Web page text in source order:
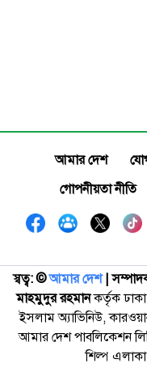
আমার দেশ
গোপনীয়তা নীতি
স্বত্ব: ©️আমার দেশ|
মাহমুদুর রহমানকর্তৃক
ইসলাম অ্যাভিনিউ,
আমার দেশ পাবলিকেশন
শিল্প